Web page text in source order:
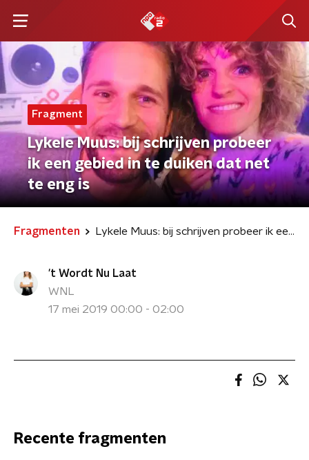
Fragment
Lykele Muus: bij schrijven probeer
ik een gebied in te duiken dat net
te eng is
Fragmenten Lykele Muus: bij schrijven probeer ik een gebied in te duiken dat net te eng is
't Wordt Nu Laat
WNL
17 mei 2019 00:00 - 02:00
Recente fragmenten